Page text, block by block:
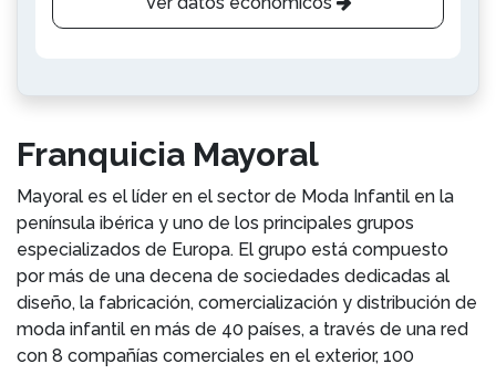
Franquicia Mayoral
Mayoral es el líder en el sector de Moda Infantil en la
península ibérica y uno de los principales grupos
especializados de Europa. El grupo está compuesto
por más de una decena de sociedades dedicadas al
diseño, la fabricación, comercialización y distribución de
moda infantil en más de 40 países, a través de una red
con 8 compañías comerciales en el exterior, 100